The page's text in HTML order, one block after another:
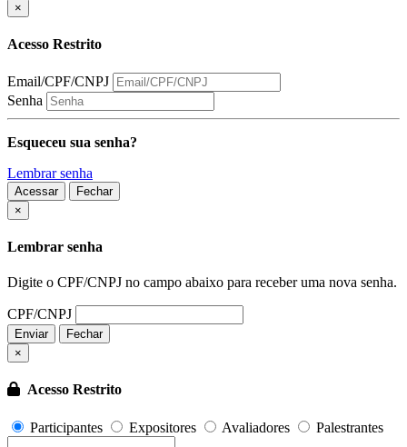
×
Acesso Restrito
Email/CPF/CNPJ
Senha
Esqueceu sua senha?
Lembrar senha
Acessar
Fechar
×
Lembrar senha
Digite o CPF/CNPJ no campo abaixo para receber uma nova senha.
CPF/CNPJ
Enviar
Fechar
×
Acesso Restrito
Participantes Expositores Avaliadores Palestrantes